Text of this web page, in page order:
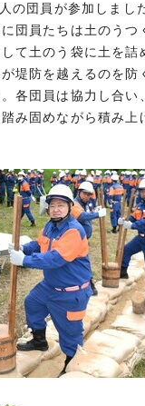
の団員が参加しまし
団員たちは土のうつ
て土のう袋に土を詰
堤防を越えるのを防
各団員は協力し合い
み固めながら積み上